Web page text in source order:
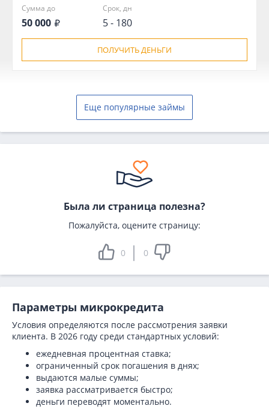
Сумма до
50 000
Срок, дн
5 - 180
ПОЛУЧИТЬ ДЕНЬГИ
Еще популярные займы
Была ли страница полезна?
Пожалуйста, оцените страницу:
0 0
Параметры микрокредита
Условия определяются после рассмотрения заявки
клиента. В 2026 году среди стандартных условий:
ежедневная процентная ставка;
ограниченный срок погашения в днях;
выдаются малые суммы;
заявка рассматривается быстро;
деньги переводят моментально.